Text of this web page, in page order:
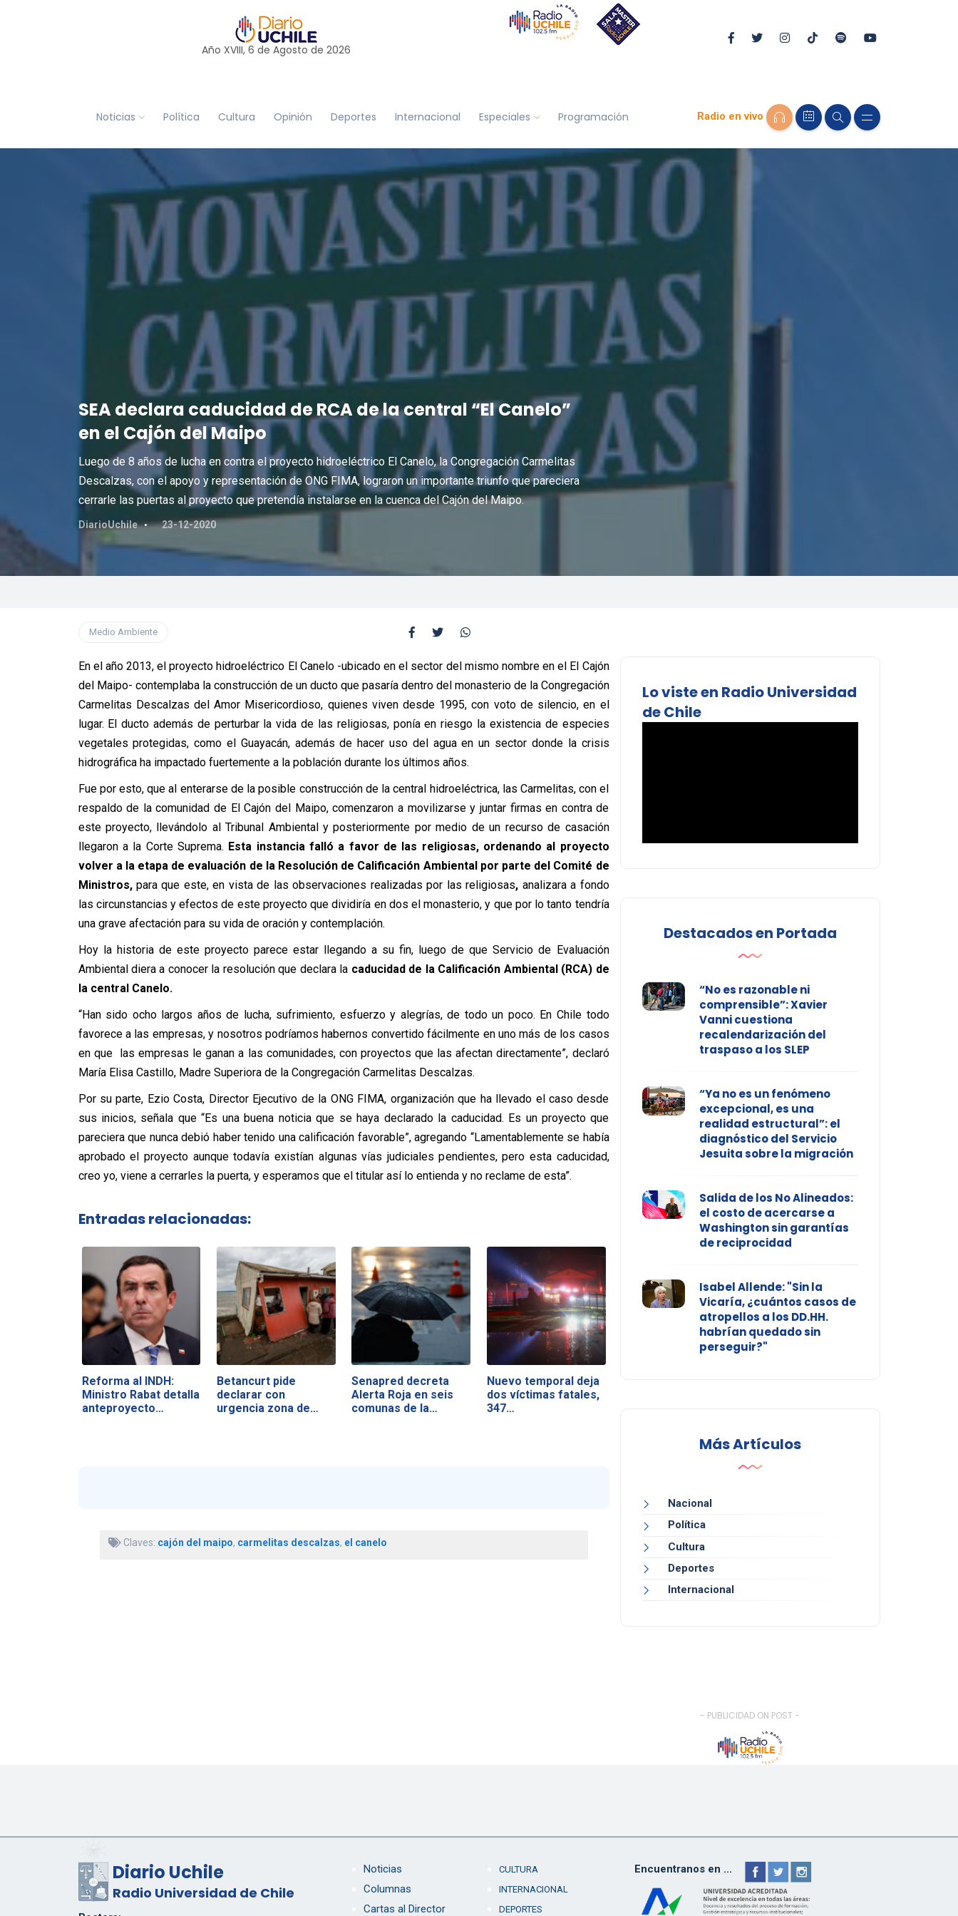
Año XVIII, 6 de Agosto de 2026
Noticias Política Cultura Opinión Deportes Internacional Especiales Programación Radio en vivo
SEA declara caducidad de RCA de la central “El Canelo”
en el Cajón del Maipo
Luego de 8 años de lucha en contra el proyecto hidroeléctrico El Canelo, la Congregación Carmelitas
Descalzas, con el apoyo y representación de ONG FIMA, lograron un importante triunfo que pareciera
cerrarle las puertas al proyecto que pretendía instalarse en la cuenca del Cajón del Maipo.
DiarioUchile 23-12-2020
Medio Ambiente
En el año 2013, el proyecto hidroeléctrico El Canelo -ubicado en el sector del mismo nombre en el El Cajón
del Maipo- contemplaba la construcción de un ducto que pasaría dentro del monasterio de la Congregación
Carmelitas Descalzas del Amor Misericordioso, quienes viven desde 1995, con voto de silencio, en el
lugar. El ducto además de perturbar la vida de las religiosas, ponía en riesgo la existencia de especies
vegetales protegidas, como el Guayacán, además de hacer uso del agua en un sector donde la crisis
hidrográfica ha impactado fuertemente a la población durante los últimos años.
Fue por esto, que al enterarse de la posible construcción de la central hidroeléctrica, las Carmelitas, con el
respaldo de la comunidad de El Cajón del Maipo, comenzaron a movilizarse y juntar firmas en contra de
este proyecto, llevándolo al Tribunal Ambiental y posteriormente por medio de un recurso de casación
llegaron a la Corte Suprema. Esta instancia falló a favor de las religiosas, ordenando al proyecto
volver a la etapa de evaluación de la Resolución de Calificación Ambiental por parte del Comité de
Ministros, para que este, en vista de las observaciones realizadas por las religiosas, analizara a fondo
las circunstancias y efectos de este proyecto que dividiría en dos el monasterio, y que por lo tanto tendría
una grave afectación para su vida de oración y contemplación.
Hoy la historia de este proyecto parece estar llegando a su fin, luego de que Servicio de Evaluación
Ambiental diera a conocer la resolución que declara la caducidad de la Calificación Ambiental (RCA) de
la central Canelo.
“Han sido ocho largos años de lucha, sufrimiento, esfuerzo y alegrías, de todo un poco. En Chile todo
favorece a las empresas, y nosotros podríamos habernos convertido fácilmente en uno más de los casos
en que las empresas le ganan a las comunidades, con proyectos que las afectan directamente”, declaró
María Elisa Castillo, Madre Superiora de la Congregación Carmelitas Descalzas.
Por su parte, Ezio Costa, Director Ejecutivo de la ONG FIMA, organización que ha llevado el caso desde
sus inicios, señala que “Es una buena noticia que se haya declarado la caducidad. Es un proyecto que
pareciera que nunca debió haber tenido una calificación favorable”, agregando “Lamentablemente se había
aprobado el proyecto aunque todavía existían algunas vías judiciales pendientes, pero esta caducidad,
creo yo, viene a cerrarles la puerta, y esperamos que el titular así lo entienda y no reclame de esta”.
Entradas relacionadas:
Reforma al INDH:
Ministro Rabat detalla
anteproyecto…
Betancurt pide
declarar con
urgencia zona de…
Senapred decreta
Alerta Roja en seis
comunas de la…
Nuevo temporal deja
dos víctimas fatales,
347…
Claves: cajón del maipo, carmelitas descalzas, el canelo
Lo viste en Radio Universidad
de Chile
Destacados en Portada
“No es razonable ni
comprensible”: Xavier
Vanni cuestiona
recalendarización del
traspaso a los SLEP
“Ya no es un fenómeno
excepcional, es una
realidad estructural”: el
diagnóstico del Servicio
Jesuita sobre la migración
Salida de los No Alineados:
el costo de acercarse a
Washington sin garantías
de reciprocidad
Isabel Allende: "Sin la
Vicaría, ¿cuántos casos de
atropellos a los DD.HH.
habrían quedado sin
perseguir?"
Más Artículos
Nacional
Política
Cultura
Deportes
Internacional
- PUBLICIDAD ON POST -
Diario Uchile
Radio Universidad de Chile
Noticias
Columnas
Cartas al Director
CULTURA
INTERNACIONAL
DEPORTES
Encuentranos en ...